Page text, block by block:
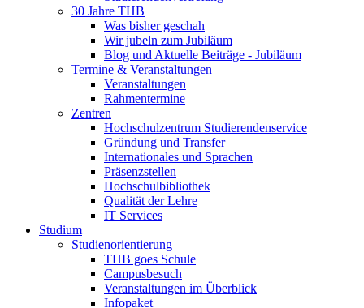
30 Jahre THB
Was bisher geschah
Wir jubeln zum Jubiläum
Blog und Aktuelle Beiträge - Jubiläum
Termine & Veranstaltungen
Veranstaltungen
Rahmentermine
Zentren
Hochschulzentrum Studierendenservice
Gründung und Transfer
Internationales und Sprachen
Präsenzstellen
Hochschulbibliothek
Qualität der Lehre
IT Services
Studium
Studienorientierung
THB goes Schule
Campusbesuch
Veranstaltungen im Überblick
Infopaket